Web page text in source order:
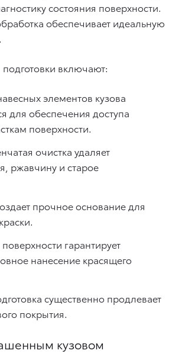
состояния поверхности.
обеспечивает идеальную
включают:
элементов кузова
для обеспечения доступа
поверхности.
очистка удаляет
ржавчину и старое
прочное основание для
гарантирует
нанесение красящего
существенно продлевает
покрытия.
кузовом